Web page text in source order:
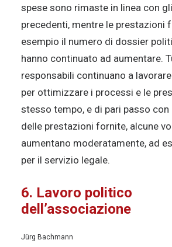
spese sono rimaste in linea con
precedenti, mentre le prestazioni
esempio il numero di dossier
hanno continuato ad aumentare.
responsabili continuano a
per ottimizzare i processi e le
stesso tempo, e di pari passo con
delle prestazioni fornite, alcune
aumentano moderatamente, ad
per il servizio legale.
6. Lavoro politico
dell’associazione
Jürg Bachmann